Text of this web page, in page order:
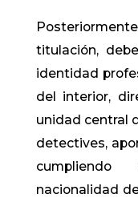
titulación,
identidad
del interior,
unidad central
detectives,
nacionalidad